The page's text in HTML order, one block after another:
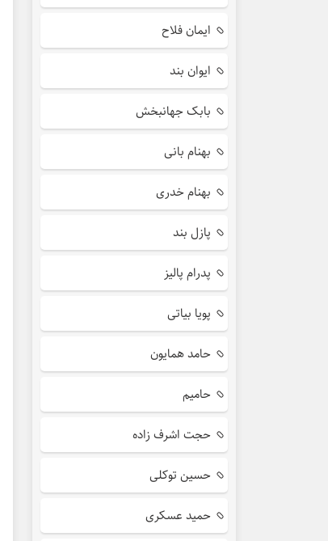
ایمان فلاح
ایوان بند
بابک جهانبخش
بهنام بانی
بهنام خدری
پازل بند
پدرام پالیز
پویا بیاتی
حامد همایون
حامیم
حجت اشرف زاده
حسین توکلی
حمید عسکری